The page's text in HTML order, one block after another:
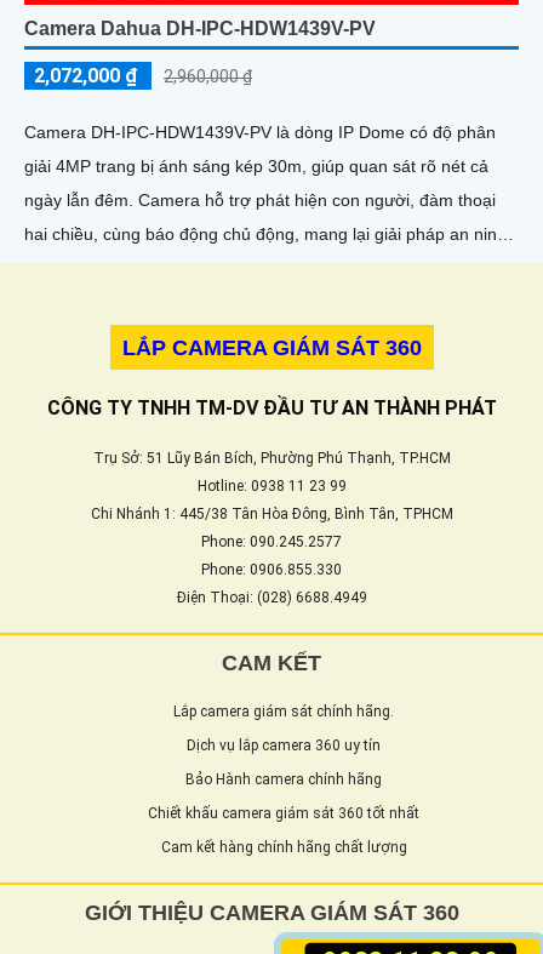
Camera Dahua DH-IPC-HDW1439V-PV
2,072,000 ₫ 2,960,000 ₫
Camera DH-IPC-HDW1439V-PV là dòng IP Dome có độ phân
giải 4MP trang bị ánh sáng kép 30m, giúp quan sát rõ nét cả
ngày lẫn đêm. Camera hỗ trợ phát hiện con người, đàm thoại
hai chiều, cùng báo động chủ động, mang lại giải pháp an ninh
hiệu quả
LẮP CAMERA GIÁM SÁT 360
CÔNG TY TNHH TM-DV ĐẦU TƯ AN THÀNH PHÁT
Trụ Sở: 51 Lũy Bán Bích, Phường Phú Thạnh, TP.HCM
Hotline: 0938 11 23 99
Chi Nhánh 1: 445/38 Tân Hòa Đông, Bình Tân, TPHCM
Phone: 090.245.2577
Phone: 0906.855.330
Điện Thoại: (028) 6688.4949
CAM KẾT
Lắp camera giám sát chính hãng.
Dịch vụ lắp camera 360 uy tín
Bảo Hành camera chính hãng
Chiết khấu camera giám sát 360 tốt nhất
Cam kết hàng chính hãng chất lượng
GIỚI THIỆU CAMERA GIÁM SÁT 360